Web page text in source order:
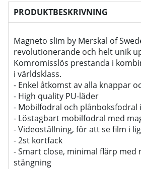
PRODUKTBESKRIVNING
Magneto slim by Merskal of
revolutionerande och helt unik
Komromisslös prestanda i
i världsklass.
- Enkel åtkomst av alla knappar
- High quality PU-läder
- Mobilfodral och plånboksfodral
- Löstagbart mobilfodral med
- Videoställning, för att se film i
- 2st kortfack
- Smart close, minimal flärp med
stängning